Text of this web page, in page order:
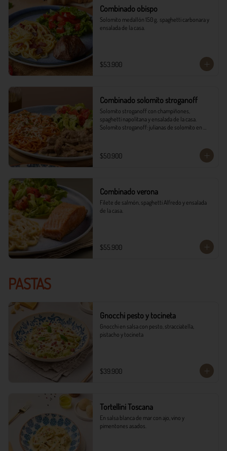
Combinado obispo
Solomito medallón 150 g,  spaghetti carbonara y
ensalada de la casa.
$53.900
Combinado solomito stroganoff
Solomito stroganoff con champiñones,
spaghetti napolitana y ensalada de la casa.
Solomito stroganoff: julianas de solomito en
$50.900
Combinado verona
Filete de salmón, spaghetti Alfredo y ensalada
de la casa.
$55.900
PASTAS
Gnocchi pesto y tocineta
Gnocchi en salsa con pesto, stracciatella,
pistacho y tocineta
$39.900
Tortellini Toscana
En salsa blanca de mar con ajo, vino y
pimentones asados.